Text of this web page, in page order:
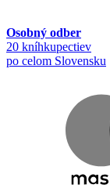
Osobný odber
20 kníhkupectiev
po celom Slovensku